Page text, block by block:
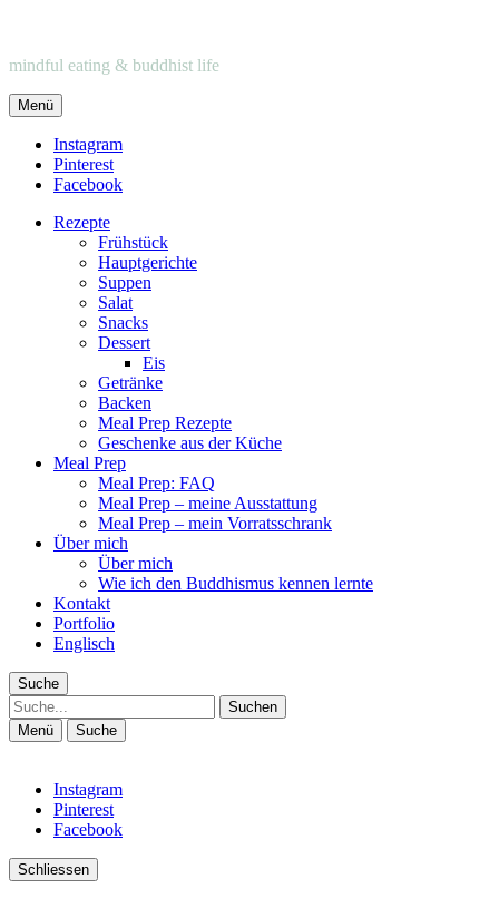
mindful eating & buddhist life
Menü
Instagram
Pinterest
Facebook
Rezepte
Frühstück
Hauptgerichte
Suppen
Salat
Snacks
Dessert
Eis
Getränke
Backen
Meal Prep Rezepte
Geschenke aus der Küche
Meal Prep
Meal Prep: FAQ
Meal Prep – meine Ausstattung
Meal Prep – mein Vorratsschrank
Über mich
Über mich
Wie ich den Buddhismus kennen lernte
Kontakt
Portfolio
Englisch
Suche
Suche
Menü Suche
Instagram
Pinterest
Facebook
Schliessen